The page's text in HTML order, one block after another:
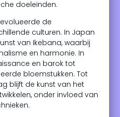
doeleinden.
de
culturen. In Japan
van Ikebana, waarbij
en harmonie. In
en barok tot
bloemstukken. Tot
blijft de kunst van het
onder invloed van